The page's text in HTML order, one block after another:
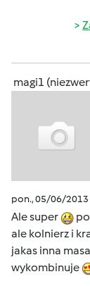
magi1
pon., 05/06/2013
Ale super
ale kolnierz i
jakas inna
wykombinuje